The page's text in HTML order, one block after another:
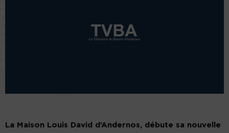
La Maison Louis David d’Andernos, débute sa nouvelle